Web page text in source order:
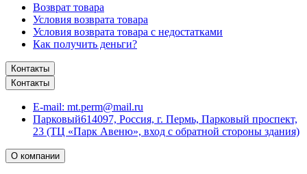
Возврат товара
Условия возврата товара
Условия возврата товара с недостатками
Как получить деньги?
Контакты
Контакты
E-mail: mt.perm@mail.ru
Парковый614097, Россия, г. Пермь, Парковый проспект,
23 (ТЦ «Парк Авеню», вход с обратной стороны здания)
О компании